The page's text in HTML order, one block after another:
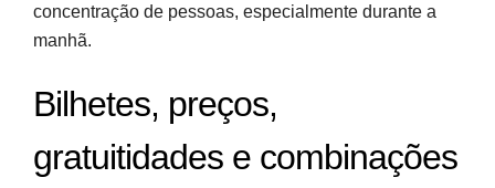
concentração de pessoas, especialmente durante a
manhã.
Bilhetes, preços,
gratuitidades e combinações